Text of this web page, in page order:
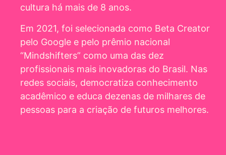
cultura há mais de 8 anos.
Em 2021, foi selecionada como Beta Creator
pelo Google e pelo prêmio nacional
“Mindshifters” como uma das dez
profissionais mais inovadoras do Brasil. Nas
redes sociais, democratiza conhecimento
acadêmico e educa dezenas de milhares de
pessoas para a criação de futuros melhores.